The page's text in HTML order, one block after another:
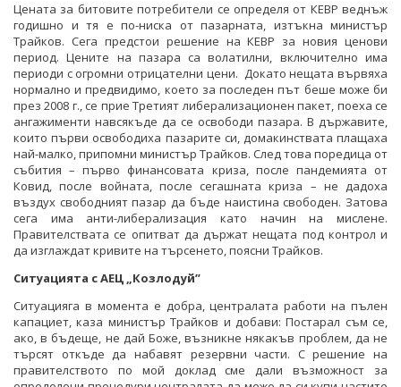
Цената за битовите потребители се определя от КЕВР веднъж
годишно и тя е по-ниска от пазарната, изтъкна министър
Трайков. Сега предстои решение на КЕВР за новия ценови
период. Цените на пазара са волатилни, включително има
периоди с огромни отрицателни цени. Докато нещата вървяха
нормално и предвидимо, което за последен път беше може би
през 2008 г., се прие Третият либерализационен пакет, поеха се
ангажименти навсякъде да се освободи пазара. В държавите,
които първи освободиха пазарите си, домакинствата плащаха
най-малко, припомни министър Трайков. След това поредица от
събития – първо финансовата криза, после пандемията от
Ковид, после войната, после сегашната криза – не дадоха
въздух свободният пазар да бъде наистина свободен. Затова
сега има анти-либерализация като начин на мислене.
Правителствата се опитват да държат нещата под контрол и
да изглаждат кривите на търсенето, поясни Трайков.
Ситуацията с АЕЦ „Козлодуй”
Ситуацияга в момента е добра, централата работи на пълен
капациет, каза министър Трайков и добави: Постарал съм се,
ако, в бъдеще, не дай Боже, възникне някакъв проблем, да не
търсят откъде да набавят резервни части. С решение на
правителството по мой доклад сме дали възможност за